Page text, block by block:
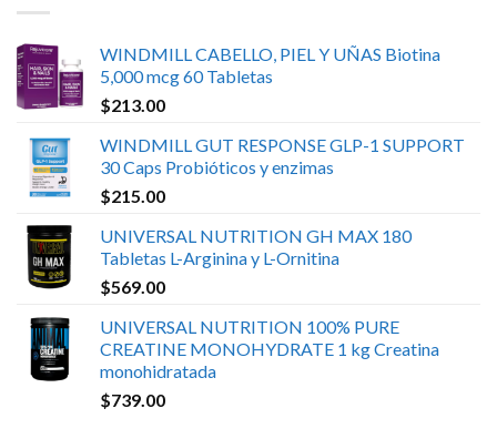
WINDMILL CABELLO, PIEL Y UÑAS Biotina
5,000 mcg 60 Tabletas
$213.00
WINDMILL GUT RESPONSE GLP-1 SUPPORT
30 Caps Probióticos y enzimas
$215.00
UNIVERSAL NUTRITION GH MAX 180
Tabletas L-Arginina y L-Ornitina
$569.00
UNIVERSAL NUTRITION 100% PURE
CREATINE MONOHYDRATE 1 kg Creatina
monohidratada
$739.00